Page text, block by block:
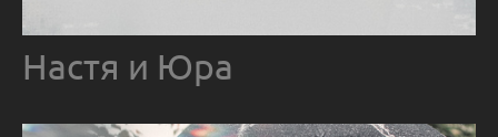
Настя и Юра